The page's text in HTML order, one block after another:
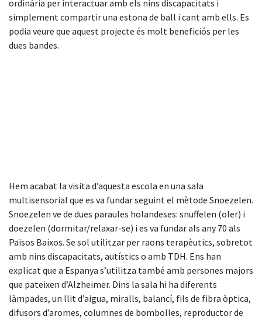
ordinària per interactuar amb els nins discapacitats i
simplement compartir una estona de ball i cant amb ells. Es
podia veure que aquest projecte és molt beneficiós per les
dues bandes.
Hem acabat la visita d’aquesta escola en una sala
multisensorial que es va fundar seguint el mètode Snoezelen.
Snoezelen ve de dues paraules holandeses: snuffelen (oler) i
doezelen (dormitar/relaxar-se) i es va fundar als any 70 als
Països Baixos. Se sol utilitzar per raons terapèutics, sobretot
amb nins discapacitats, autístics o amb TDH. Ens han
explicat que a Espanya s’utilitza també amb persones majors
que pateixen d’Alzheimer. Dins la sala hi ha diferents
làmpades, un llit d’aigua, miralls, balancí, fils de fibra òptica,
difusors d’aromes, columnes de bombolles, reproductor de